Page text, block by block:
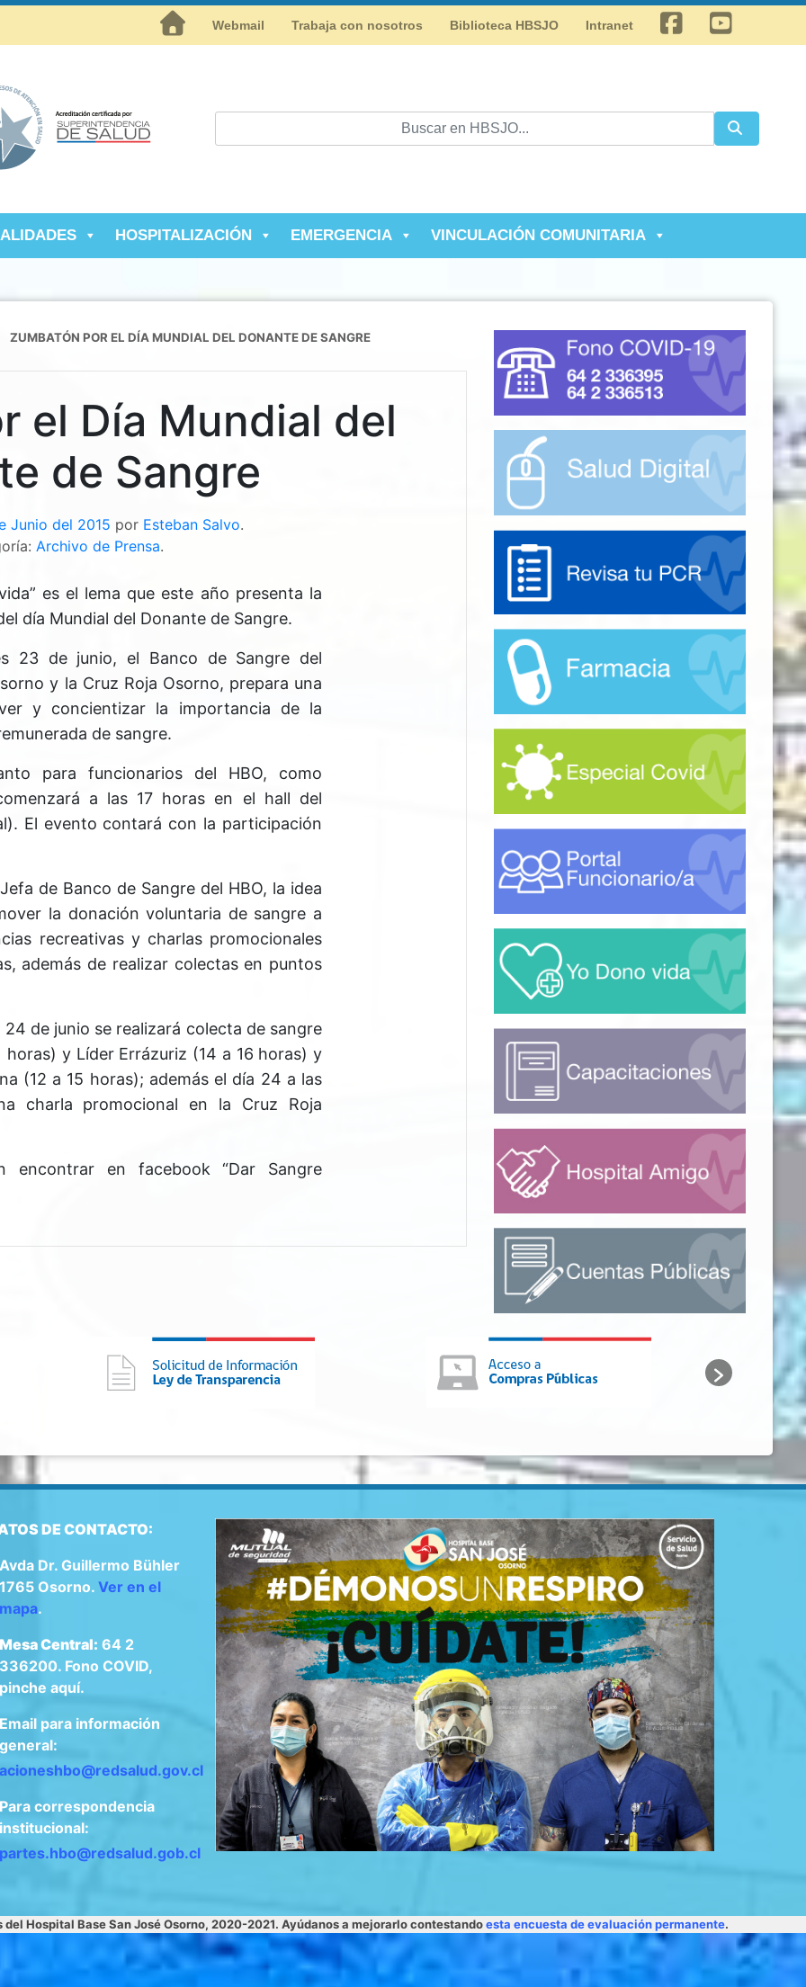
InicioWebmail Trabaja con nosotros Biblioteca HBSJO Intranet Facebook
HOSPITALIZACIÓN EMERGENCIA VINCULACIÓN COMUNITARIA
ZUMBATÓN POR EL DÍA MUNDIAL DEL DONANTE DE SANGRE
el Día Mundial del
de Sangre
Junio del 2015 por Esteban Salvo.
Archivo de Prensa.
es el lema que este año presenta la
día Mundial del Donante de Sangre.
23 de junio, el Banco de Sangre del
y la Cruz Roja Osorno, prepara una
y concientizar la importancia de la
de sangre.
para funcionarios del HBO, como
a las 17 horas en el hall del
El evento contará con la participación
de Banco de Sangre del HBO, la idea
la donación voluntaria de sangre a
recreativas y charlas promocionales
además de realizar colectas en puntos
de junio se realizará colecta de sangre
horas) y Líder Errázuriz (14 a 16 horas) y
(12 a 15 horas); además el día 24 a las
charla promocional en la Cruz Roja
encontrar en facebook “Dar Sangre
DE CONTACTO:
Dr. Guillermo Bühler
Osorno. Ver en el
.
Central: 64 2
Fono COVID,
aquí.
para información
correspondencia
Hospital Base San José Osorno, 2020-2021. Ayúdanos a mejorarlo contestandoesta encuesta de evaluación permanente.